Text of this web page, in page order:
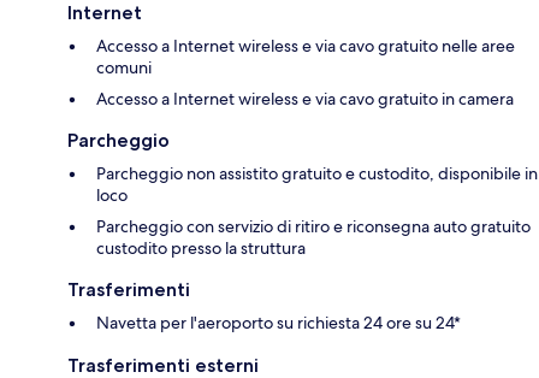
Internet
Accesso a Internet wireless e via cavo gratuito nelle aree
comuni
Accesso a Internet wireless e via cavo gratuito in camera
Parcheggio
Parcheggio non assistito gratuito e custodito, disponibile in
loco
Parcheggio con servizio di ritiro e riconsegna auto gratuito
custodito presso la struttura
Trasferimenti
Navetta per l'aeroporto su richiesta 24 ore su 24*
Trasferimenti esterni